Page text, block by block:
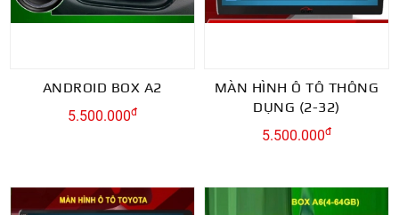
ANDROID BOX A2
5.500.000đ
MÀN HÌNH Ô TÔ THÔNG
DỤNG (2-32)
5.500.000đ